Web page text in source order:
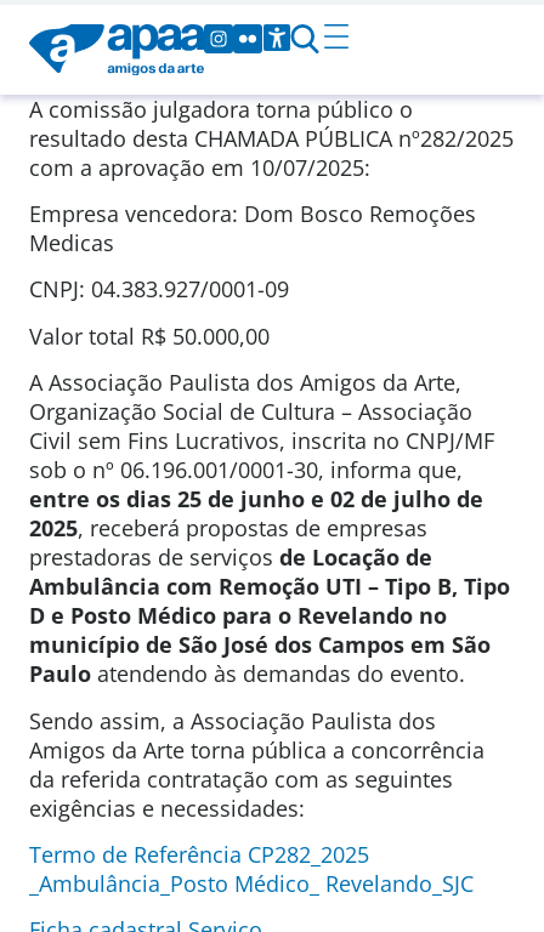
A comissão julgadora torna público o
resultado desta CHAMADA PÚBLICA nº282/2025
com a aprovação em 10/07/2025:
Empresa vencedora: Dom Bosco Remoções
Medicas
CNPJ: 04.383.927/0001-09
Valor total R$ 50.000,00
A Associação Paulista dos Amigos da Arte,
Organização Social de Cultura – Associação
Civil sem Fins Lucrativos, inscrita no CNPJ/MF
sob o nº 06.196.001/0001-30, informa que,
entre os dias 25 de junho e 02 de julho de
2025, receberá propostas de empresas
prestadoras de serviços de Locação de
Ambulância com Remoção UTI – Tipo B, Tipo
D e Posto Médico para o Revelando no
município de São José dos Campos em São
Paulo atendendo às demandas do evento.
Sendo assim, a Associação Paulista dos
Amigos da Arte torna pública a concorrência
da referida contratação com as seguintes
exigências e necessidades:
Termo de Referência CP282_2025
_Ambulância_Posto Médico_ Revelando_SJC